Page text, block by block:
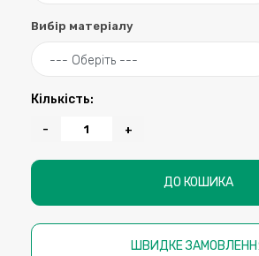
Вибір матеріалу
Кількість:
- +
ДО КОШИКА
ШВИДКЕ